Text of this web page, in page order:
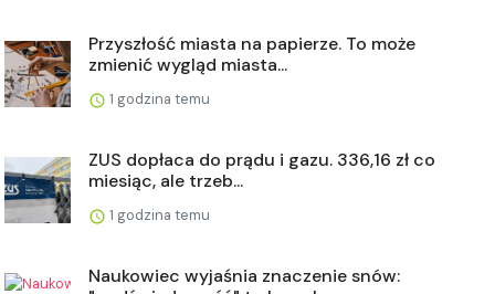
Przyszłość miasta na papierze. To może
zmienić wygląd miasta...
1 godzina temu
ZUS dopłaca do prądu i gazu. 336,16 zł co
miesiąc, ale trzeb...
1 godzina temu
Naukowiec wyjaśnia znaczenie snów: